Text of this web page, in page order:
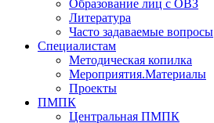
Образование лиц с ОВЗ
Литература
Часто задаваемые вопросы
Специалистам
Методическая копилка
Мероприятия.Материалы
Проекты
ПМПК
Центральная ПМПК